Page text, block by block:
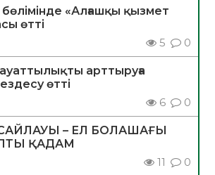
«Алғашқы қызмет
өтті
5 0
арттыруға
өтті
6 0
– ЕЛ БОЛАШАҒЫ
ҚАДАМ
11 0